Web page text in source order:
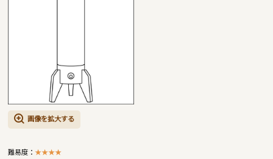
画像を拡大する
難易度：★★★★